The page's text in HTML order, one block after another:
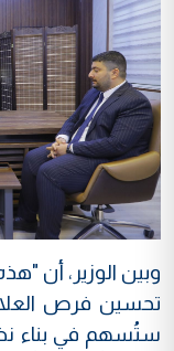
وبين الوزير، أن
تحسين فرص
ستُسهم في بناء